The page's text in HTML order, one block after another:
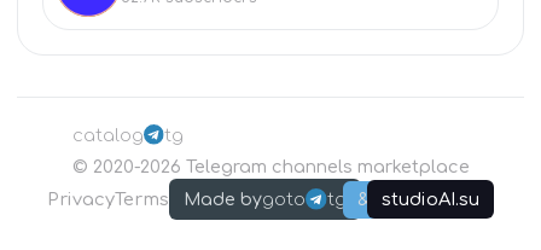
catalog
tg
© 2020-2026 Telegram channels marketplace
PrivacyTerms Made bygoto tg & studioAI.su